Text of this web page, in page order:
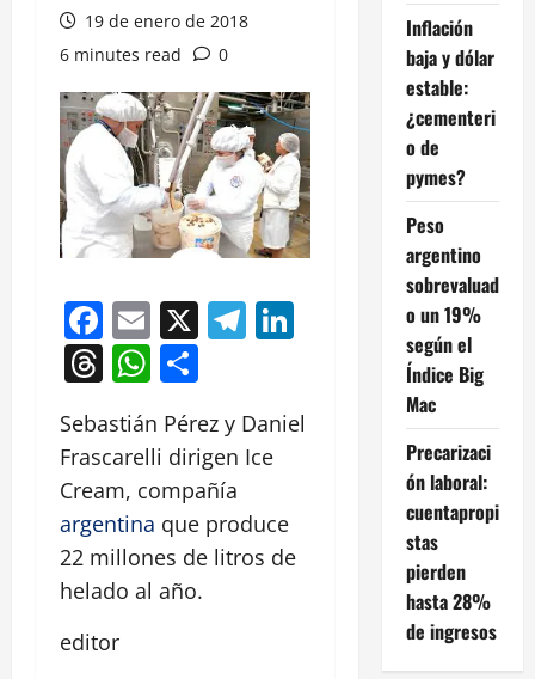
19 de enero de 2018
6 minutes read
0
Facebook
Email
X Telegram
LinkedIn
Threads
WhatsApp
Sebastián Pérez y Daniel
Frascarelli dirigen Ice
Cream, compañía
argentina que produce
22 millones de litros de
helado al año.
editor
Inflación
baja y dólar
estable:
¿cementeri
o de
pymes?
Peso
argentino
sobrevaluad
o un 19%
según el
Índice Big
Mac
Precarizaci
ón laboral:
cuentapropi
stas
pierden
hasta 28%
de ingresos